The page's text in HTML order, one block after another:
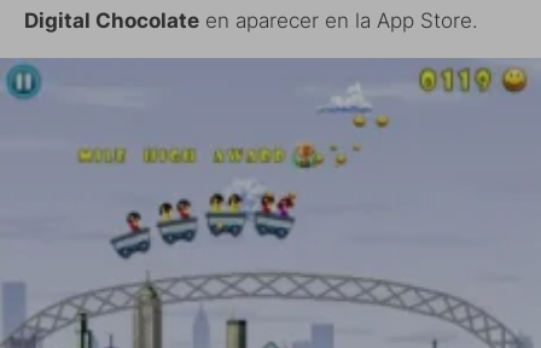
Digital Chocolate en aparecer en la App Store.